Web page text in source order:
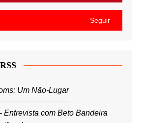
Seguir
Um Não-Lugar
Entrevista com Beto Bandeira